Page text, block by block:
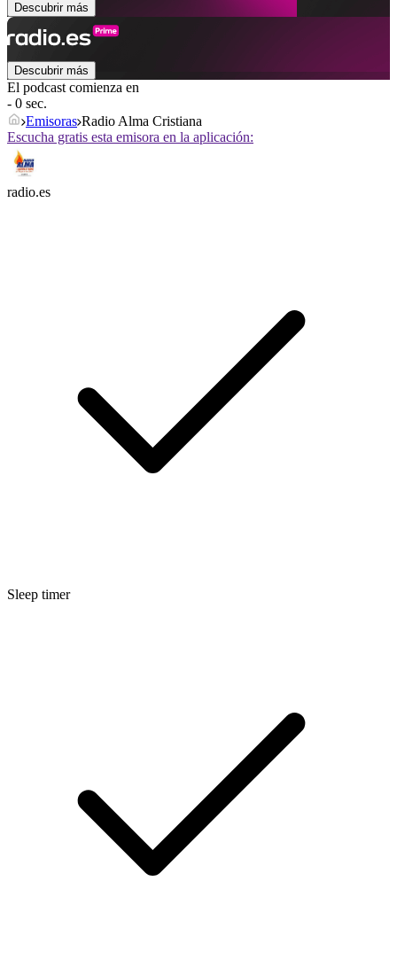
Descubrir más
Descubrir más
El podcast comienza en
- 0 sec.
Emisoras Radio Alma Cristiana
Escucha gratis esta emisora en la aplicación:
radio.es
Sleep timer